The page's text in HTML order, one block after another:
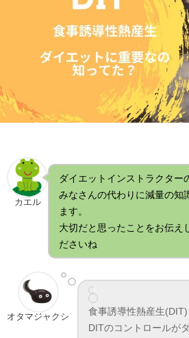
カエル
ダイエットインストラクター
みなさんの代わりに減量の知
ます。
大切だと思ったことをお伝え
ださいね
オタマジャクシ
食事誘導性熱産生(DIT)
DITのコントロールが